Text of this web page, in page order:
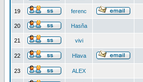
19 ferenc
20 Hasňa
21 vivi
22 Hlava
23 ALEX